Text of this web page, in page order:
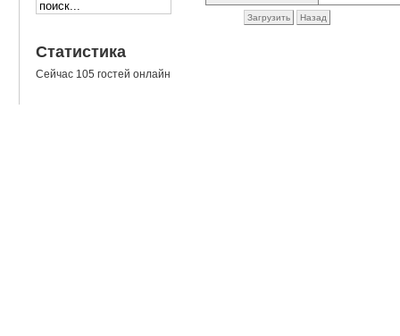
Статистика
Сейчас 105 гостей онлайн
Загрузить Назад